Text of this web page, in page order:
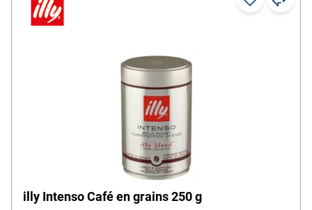
illy Intenso Café en grains 250 g